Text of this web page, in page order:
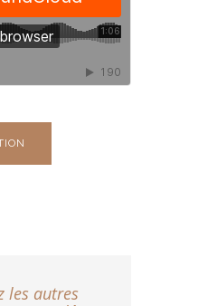
les autres